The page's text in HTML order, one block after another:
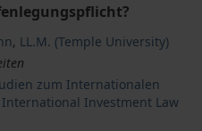
, LL.M. (Temple University)
zum Internationalen
Investment Law